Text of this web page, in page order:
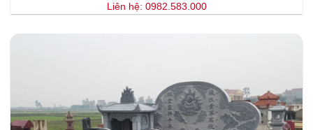
Liên hệ: 0982.583.000